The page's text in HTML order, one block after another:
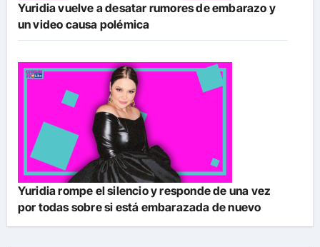
Yuridia vuelve a desatar rumores de embarazo y
un video causa polémica
Yuridia rompe el silencio y responde de una vez
por todas sobre si está embarazada de nuevo